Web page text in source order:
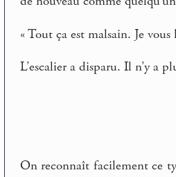
« Tout ça est malsain. Je
L’escalier a disparu. Il n’y a
On reconnaît facilement ce